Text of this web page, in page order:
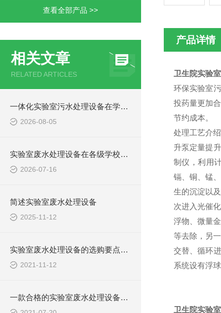
查看全部产品 >>
相关文章
RELATED ARTICLES
一体化实验室污水处理设备在学校化学实验室的应用
2026-08-05
实验室废水处理设备在各级学校的应用
2026-07-16
简述实验室废水处理设备
2025-11-12
实验室废水处理设备的选购要点，你知道多少？
2021-11-12
一款合格的实验室废水处理设备有哪些性能要求和组成结构？
产品详情
卫生院实验
环保实验室
投药量更加
节约成本。
处理工艺介
升泵定量提
制仪，利用
镉、铜、锰
生的沉淀以
次进入光催
浮物、微量
等去除，另
交替、循环
系统设有浮
卫生院实验